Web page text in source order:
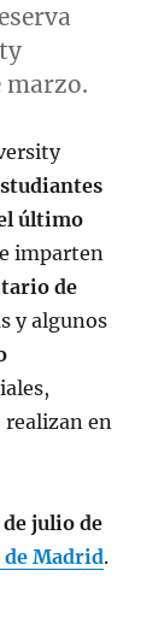
marzo.
último
imparten
de
y algunos
realizan en
de julio de
Madrid.